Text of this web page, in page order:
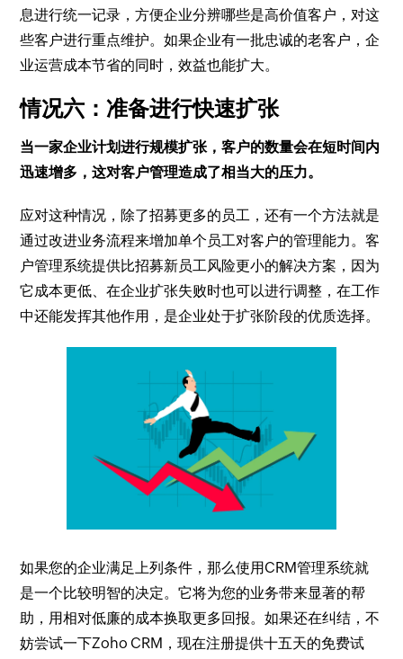
息进行统一记录，方便企业分辨哪些是高价值客户，对这
些客户进行重点维护。如果企业有一批忠诚的老客户，企
业运营成本节省的同时，效益也能扩大。
​情况六：准备进行快速扩张
当一家企业计划进行规模扩张，客户的数量会在短时间内
迅速增多，这对客户管理造成了相当大的压力。
应对这种情况，除了招募更多的员工，还有一个方法就是
通过改进业务流程来增加单个员工对客户的管理能力。客
户管理系统提供比招募新员工风险更小的解决方案，因为
它成本更低、在企业扩张失败时也可以进行调整，在工作
中还能发挥其他作用，是企业处于扩张阶段的优质选择。
如果您的企业满足上列条件，那么使用CRM管理系统就
是一个比较明智的决定。它将为您的业务带来显著的帮
助，用相对低廉的成本换取更多回报。如果还在纠结，不
妨尝试一下Zoho CRM，现在注册提供十五天的免费试